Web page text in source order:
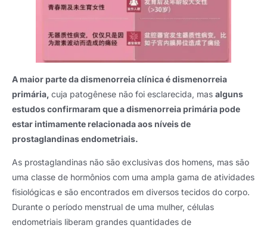
A maior parte da dismenorreia clínica é dismenorreia
primária, cuja patogênese não foi esclarecida, mas alguns
estudos confirmaram que a dismenorreia primária pode
estar intimamente relacionada aos níveis de
prostaglandinas endometriais.
As prostaglandinas não são exclusivas dos homens, mas são
uma classe de hormônios com uma ampla gama de atividades
fisiológicas e são encontrados em diversos tecidos do corpo.
Durante o período menstrual de uma mulher, células
endometriais liberam grandes quantidades de